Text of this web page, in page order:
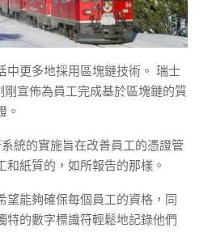
中更多地採用區塊鏈技術。 瑞士
剛宣佈為員工完成基於區塊鏈的質
。
統的實施旨在改善員工的憑證管
和紙質的，如所報告的那樣。
望能夠確保每個員工的資格，同
特的數字標識符輕鬆地記錄他們